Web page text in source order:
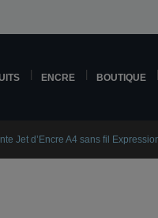
ENCRE BOUTIQUE
Jet d’Encre A4 sans fil